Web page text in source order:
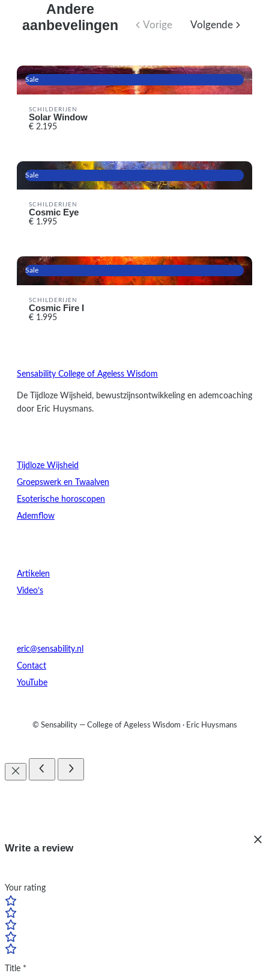
Andere
aanbevelingen
Vorige Volgende
Sale
SCHILDERIJEN
Solar Window
€ 2.195
Sale
SCHILDERIJEN
Cosmic Eye
€ 1.995
Sale
SCHILDERIJEN
Cosmic Fire I
€ 1.995
Sensability College of Ageless Wisdom
De Tijdloze Wijsheid, bewustzijnsontwikkeling en ademcoaching
door Eric Huysmans.
Tijdloze Wijsheid
Groepswerk en Twaalven
Esoterische horoscopen
Ademflow
Artikelen
Video’s
eric@sensability.nl
Contact
YouTube
© Sensability — College of Ageless Wisdom · Eric Huysmans
Write a review
Your rating
Title *